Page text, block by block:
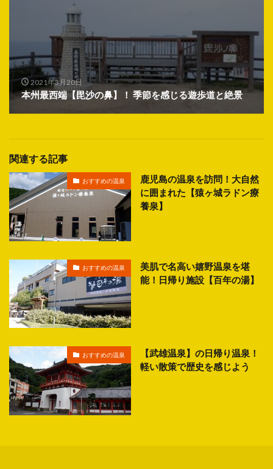
2021年3月20日
本州最西端【毘沙の鼻】！ 季節を感じる遊歩道と絶景
関連する記事
おすすめの温泉
鹿児島の温泉を訪問！大自然
に囲まれた【猿ヶ城ラドン療
養泉】
おすすめの温泉
美肌で名高い嬉野温泉を堪
能！日帰り施設【百年の湯】
おすすめの温泉
【武雄温泉】の日帰り温泉！
軽い散策で歴史を感じよう